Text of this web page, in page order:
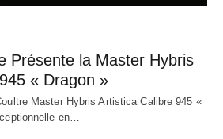
Présente la Master Hybris
« Dragon »
Master Hybris Artistica Calibre 945 «
en…